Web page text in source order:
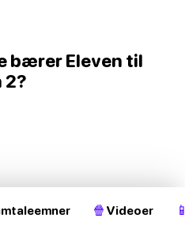
bærer Eleven til
2?
🍿 Videoer